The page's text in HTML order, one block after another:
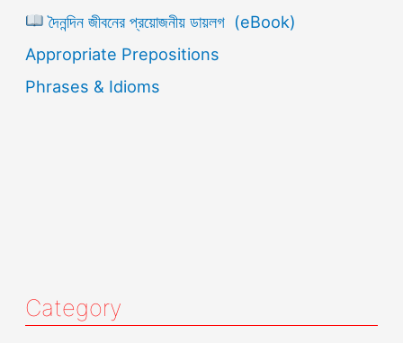
দৈনন্দিন জীবনের প্রয়োজনীয় ডায়লগ (eBook)
Appropriate Prepositions
Phrases & Idioms
Category